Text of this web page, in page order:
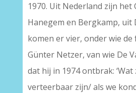
1970. Uit Nederland zijn het
Hanegem en Bergkamp, uit
komen er vier, onder wie de
Günter Netzer, van wie De
dat hij in 1974 ontbrak:
verteerbaar zijn/ als we